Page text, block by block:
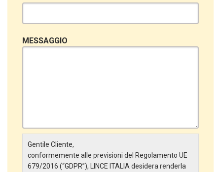
MESSAGGIO
Gentile Cliente,
conformemente alle previsioni del Regolamento UE
679/2016 (“GDPR”), LINCE ITALIA desidera renderla